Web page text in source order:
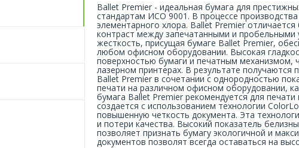
Ballet Premier - идеальная бумага для
стандартам ИСО 9001. В процессе
элементарного хлора. Ballet Premier
контраст между запечатанными и пробельными
жесткость, присущая бумаге Ballet Premier,
любом офисном оборудовании. Высокая
поверхностью бумаги и печатным механизмом,
лазерном принтерах. В результате
Ballet Premier в сочетании с однородностью
печати на различном офисном оборудовании,
бумага Ballet Premier рекомендуется для
создается с использованием технологии
повышенную четкость документа. Эта
и потери качества. Высокий показатель
позволяет признать бумагу экологичной и
документов позволят всегда оставаться на